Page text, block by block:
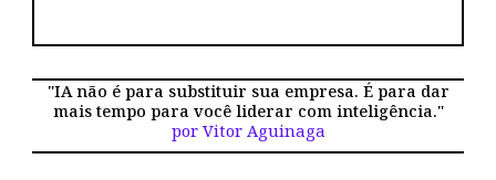
"IA não é para substituir sua empresa. É para dar
mais tempo para você liderar com inteligência."
por Vitor Aguinaga